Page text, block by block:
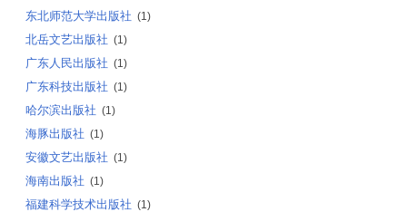
东北师范大学出版社 (1)
北岳文艺出版社 (1)
广东人民出版社 (1)
广东科技出版社 (1)
哈尔滨出版社 (1)
海豚出版社 (1)
安徽文艺出版社 (1)
海南出版社 (1)
福建科学技术出版社 (1)